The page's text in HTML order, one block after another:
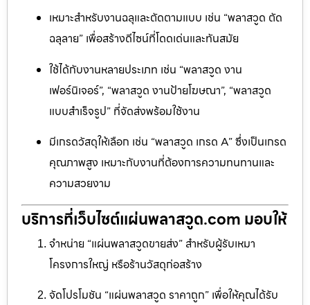
เหมาะสำหรับงานฉลุและตัดตามแบบ เช่น “พลาสวูด ตัด
ฉลุลาย” เพื่อสร้างดีไซน์ที่โดดเด่นและทันสมัย
ใช้ได้กับงานหลายประเภท เช่น “พลาสวูด งาน
เฟอร์นิเจอร์”, “พลาสวูด งานป้ายโฆษณา”, “พลาสวูด
แบบสำเร็จรูป” ที่จัดส่งพร้อมใช้งาน
มีเกรดวัสดุให้เลือก เช่น “พลาสวูด เกรด A” ซึ่งเป็นเกรด
คุณภาพสูง เหมาะกับงานที่ต้องการความทนทานและ
ความสวยงาม
บริการที่เว็บไซต์แผ่นพลาสวูด.com มอบให้
จำหน่าย “แผ่นพลาสวูดขายส่ง” สำหรับผู้รับเหมา
โครงการใหญ่ หรือร้านวัสดุก่อสร้าง
จัดโปรโมชัน “แผ่นพลาสวูด ราคาถูก” เพื่อให้คุณได้รับ